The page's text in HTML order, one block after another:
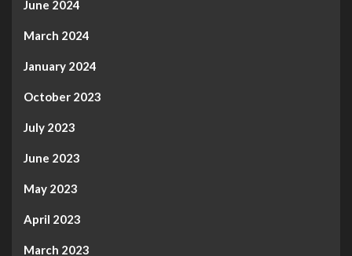
June 2024
March 2024
January 2024
October 2023
July 2023
June 2023
May 2023
April 2023
March 2023